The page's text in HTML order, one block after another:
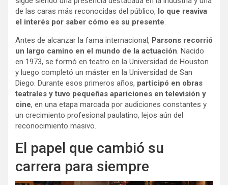
de las caras más reconocidas del público, lo que reaviva
el interés por saber cómo es su presente
Antes de alcanzar la fama internacional, Parsons recorrió
un largo camino en el mundo de la actuación . Nacido
en 1973, se formó en teatro en la Universidad de Houston
y luego completó un máster en la Universidad de San
Diego. Durante esos primeros años, participó en obras
teatrales y tuvo pequeñas apariciones en televisión y
cine, en una etapa marcada por audiciones constantes y
un crecimiento profesional paulatino, lejos aún del
reconocimiento masivo.
El papel que cambió su
carrera para siempre